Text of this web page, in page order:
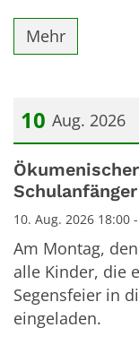
Mehr
10 Aug. 2026
Datum: 10.
Schulanfänger
10. Aug. 2026 18:00
Am Montag,
alle Kinder, die
Segensfeier in
eingeladen.